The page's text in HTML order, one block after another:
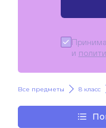
и
Все предметы 8 класс